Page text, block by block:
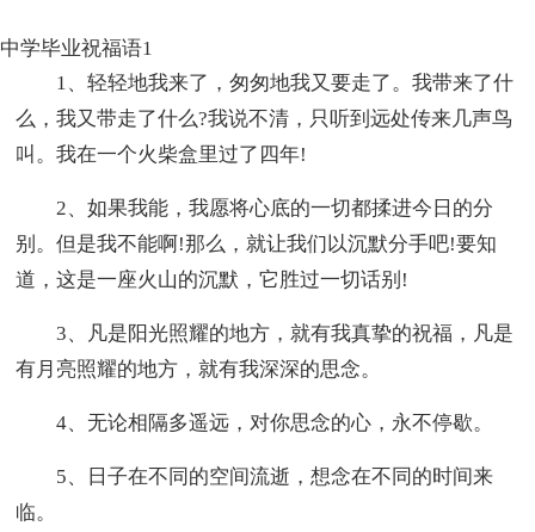
中学毕业祝福语1
1、轻轻地我来了，匆匆地我又要走了。我带来了什
么，我又带走了什么?我说不清，只听到远处传来几声鸟
叫。我在一个火柴盒里过了四年!
2、如果我能，我愿将心底的一切都揉进今日的分
别。但是我不能啊!那么，就让我们以沉默分手吧!要知
道，这是一座火山的沉默，它胜过一切话别!
3、凡是阳光照耀的地方，就有我真挚的祝福，凡是
有月亮照耀的地方，就有我深深的思念。
4、无论相隔多遥远，对你思念的心，永不停歇。
5、日子在不同的空间流逝，想念在不同的时间来
临。